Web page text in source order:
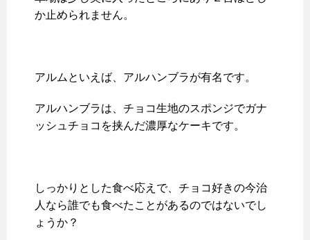
か止められません。
アルムといえば、アルハンブラが有名です。
アルハンブラは、チョコ生地のスポンジでガナ
ッシュチョコを挟んだ濃厚なケーキです。
しっかりとした食べ応えで、チョコ好きの今治
人なら誰でも食べたことがあるのではないでし
ょうか？